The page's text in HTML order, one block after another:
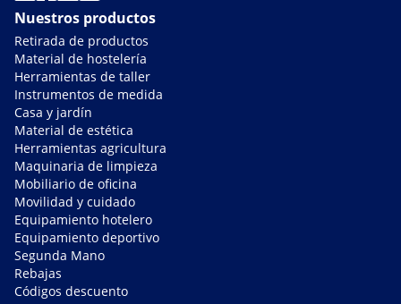
Nuestros productos
Retirada de productos
Material de hostelería
Herramientas de taller
Instrumentos de medida
Casa y jardín
Material de estética
Herramientas agricultura
Maquinaria de limpieza
Mobiliario de oficina
Movilidad y cuidado
Equipamiento hotelero
Equipamiento deportivo
Segunda Mano
Rebajas
Códigos descuento